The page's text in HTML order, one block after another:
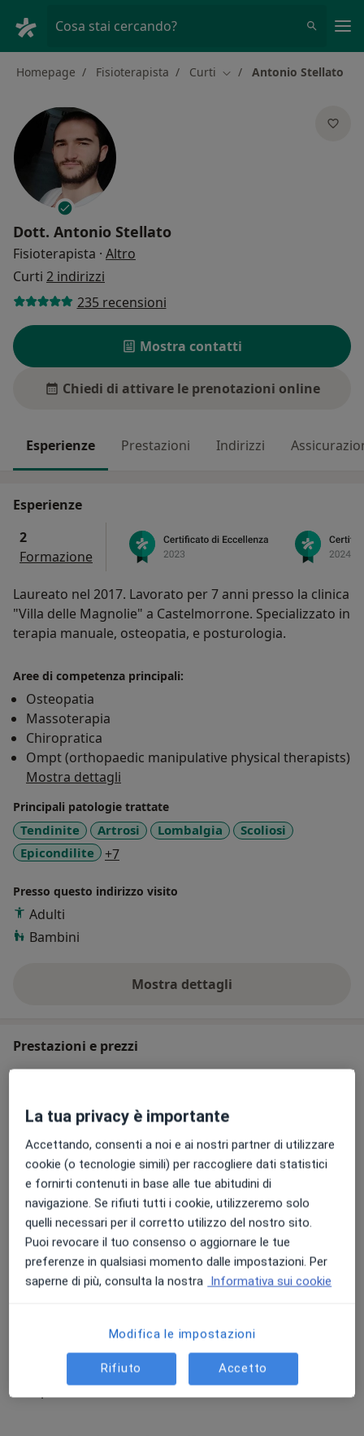
Cosa stai cercando?
Homepage Fisioterapista Curti Cambia città
Antonio Stellato
Dott. Antonio Stellato
Fisioterapista · Altro
Curti 2 indirizzi
235 recensioni
Mostra contatti
Chiedi di attivare le prenotazioni online
Esperienze Prestazioni Indirizzi
Esperienze
2
Formazione
Laureato nel 2017. Lavorato per 7 anni presso la clinica
"Villa delle Magnolie" a Castelmorrone. Specializzato in
terapia manuale, osteopatia, e posturologia.
Aree di competenza principali:
Osteopatia
Massoterapia
Chiropratica
Ompt (orthopaedic manipulative physical therapists)
Mostra dettagli
Principali patologie trattate
Tendinite Artrosi Lombalgia
Scoliosi
Epicondilite
+7a11y_sr_more_diseases
Presso questo indirizzo visito
Adulti
Bambini
Mostra dettagli
sull'esperienza
Prestazioni e prezzi
Applicazione taping
Da 30 € Dettagli
Coppettazione
30 € Dettagli
Linfodrenaggio manuale
40 € Dettagli
Magnetoterapia
Dettagli
+ 6 prestazioni
La tua privacy è importante
Accettando, consenti a noi e ai nostri partner di utilizzare
cookie (o tecnologie simili) per raccogliere dati statistici
e fornirti contenuti in base alle tue abitudini di
navigazione. Se rifiuti tutti i cookie, utilizzeremo solo
quelli necessari per il corretto utilizzo del nostro sito.
Puoi revocare il tuo consenso o aggiornare le tue
preferenze in qualsiasi momento dalle impostazioni. Per
saperne di più, consulta la nostra Informativa sui cookie
Modifica le impostazioni
Rifiuto Accetto